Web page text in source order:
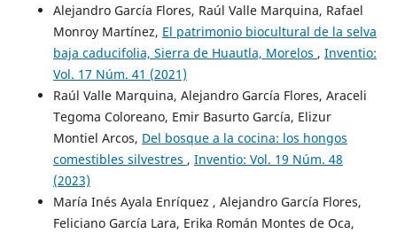
Alejandro García Flores, Raúl Valle Marquina, Rafael
Monroy Martínez, El patrimonio biocultural de la selva
baja caducifolia, Sierra de Huautla, Morelos , Inventio:
Vol. 17 Núm. 41 (2021)
Raúl Valle Marquina, Alejandro García Flores, Araceli
Tegoma Coloreano, Emir Basurto García, Elizur
Montiel Arcos, Del bosque a la cocina: los hongos
comestibles silvestres , Inventio: Vol. 19 Núm. 48
(2023)
María Inés Ayala Enríquez , Alejandro García Flores,
Feliciano García Lara, Erika Román Montes de Oca,